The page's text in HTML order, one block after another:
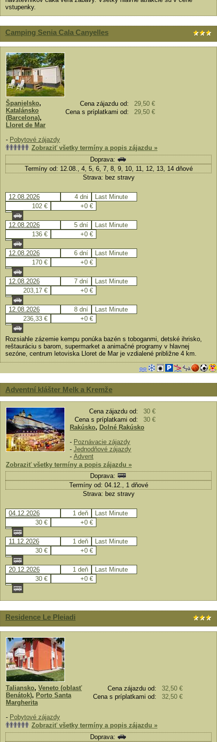
vstupenky.
Camping Senia Cala Canyelles
Cena zájazdu od:
29,50 €
Cena s príplatkami od:
29,50 €
Španielsko,
Katalánsko
(Barcelona),
Lloret de Mar
- Pobytové zájazdy
Zobraziť všetky termíny a popis zájazdu »
Doprava:
Termíny od: 12.08., 4, 5, 6, 7, 8, 9, 10, 11, 12, 13, 14 dňové
Strava: bez stravy
12.08.2026 4 dni
Last Minute
102 €
+0 €
12.08.2026 5 dní
Last Minute
136 €
+0 €
12.08.2026 6 dní
Last Minute
170 €
+0 €
12.08.2026 7 dní
Last Minute
203,17 €
+0 €
12.08.2026 8 dní
Last Minute
236,33 €
+0 €
Rozsiahle zázemie kempu ponúka bazén s toboganmi, detské ihrisko,
reštauráciu s barom, supermarket a animačné programy v hlavnej
sezóne, centrum letoviska Lloret de Mar je vzdialené približne 4 km.
Adventní klášter Melk a Kremže
Cena zájazdu od:
30 €
Cena s príplatkami od:
30 €
Rakúsko, Dolné Rakúsko
- Poznávacie zájazdy
- Jednodňové zájazdy
- Advent
Zobraziť všetky termíny a popis zájazdu »
Doprava:
Termíny od: 04.12., 1 dňové
Strava: bez stravy
04.12.2026 1 deň
Last Minute
30 €
+0 €
11.12.2026 1 deň
Last Minute
30 €
+0 €
20.12.2026 1 deň
Last Minute
30 €
+0 €
Residence Le Pleiadi
Cena zájazdu od:
32,50 €
Cena s príplatkami od:
32,50 €
Taliansko, Veneto (oblasť
Benátok), Porto Santa
Margherita
- Pobytové zájazdy
Zobraziť všetky termíny a popis zájazdu »
Doprava: